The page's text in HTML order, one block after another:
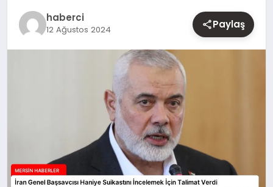
haberci
12 Ağustos 2024 Paylaş